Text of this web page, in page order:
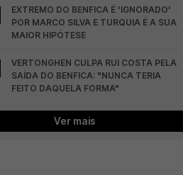
EXTREMO DO BENFICA É 'IGNORADO'
POR MARCO SILVA E TURQUIA É A SUA
MAIOR HIPÓTESE
VERTONGHEN CULPA RUI COSTA PELA
SAÍDA DO BENFICA: "NUNCA TERIA
FEITO DAQUELA FORMA"
Ver mais